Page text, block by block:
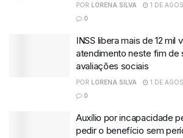
POR LORENA SILVA
1 DE
0
INSS libera mais de 12 mil
atendimento neste fim de
avaliações sociais
POR LORENA SILVA
1 DE
0
Auxílio por incapacidade
pedir o benefício sem